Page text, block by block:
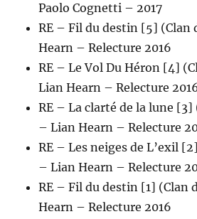
Paolo Cognetti – 2017
RE – Fil du destin [5] (Clan
Hearn – Relecture 2016
RE – Le Vol Du Héron [4]
Lian Hearn – Relecture
RE – La clarté de la lune [3]
– Lian Hearn – Relecture
RE – Les neiges de L’exil
– Lian Hearn – Relecture
RE – Fil du destin [1] (Clan
Hearn – Relecture 2016